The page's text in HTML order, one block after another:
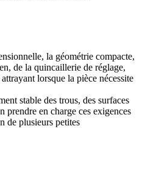
la géométrie compacte,
de la quincaillerie de réglage,
lorsque la pièce nécessite
stable des trous, des surfaces
prendre en charge ces exigences
de plusieurs petites